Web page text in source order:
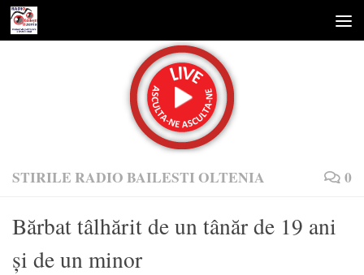
Skip to content
STIRILE RADIO BAILESTI OLTENIA 0
Bărbat tâlhărit de un tânăr de 19 ani
şi de un minor